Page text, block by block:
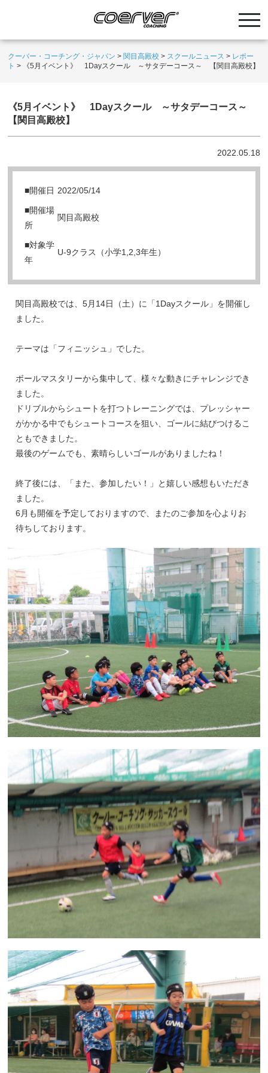
クーバー・コーチング・ジャパン > 関目高殿校 > スクールニュース > レポー
ト > 《5月イベント》 1Dayスクール ～サタデーコース～ 【関目高殿校】
《5月イベント》 1Dayスクール ～サタデーコース～
【関目高殿校】
2022.05.18
■開催日 2022/05/14
■開催場
所
関目高殿校
■対象学
年
U-9クラス（小学1,2,3年生）
関目高殿校では、5月14日（土）に「1Dayスクール」を開催し
ました。
テーマは「フィニッシュ」でした。
ボールマスタリーから集中して、様々な動きにチャレンジでき
ました。
ドリブルからシュートを打つトレーニングでは、プレッシャー
がかかる中でもシュートコースを狙い、ゴールに結びつけるこ
ともできました。
最後のゲームでも、素晴らしいゴールがありましたね！
終了後には、「また、参加したい！」と嬉しい感想もいただき
ました。
6月も開催を予定しておりますので、またのご参加を心よりお
待ちしております。